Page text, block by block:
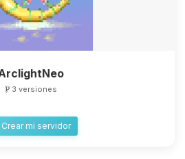
3 versiones
mi servidor